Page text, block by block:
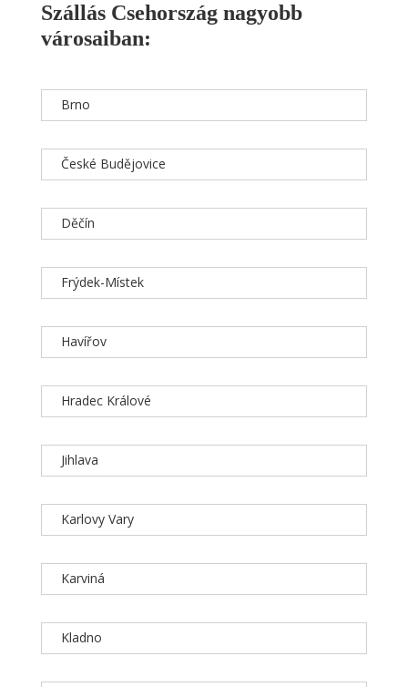
Szállás Csehország nagyobb
városaiban:
Brno
České Budějovice
Děčín
Frýdek-Místek
Havířov
Hradec Králové
Jihlava
Karlovy Vary
Karviná
Kladno